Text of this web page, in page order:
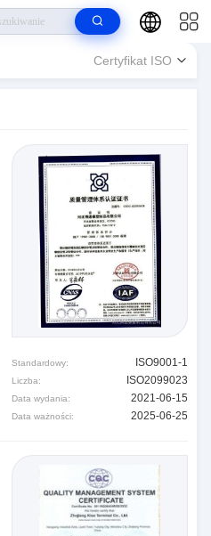
Certyfikat ISO
Standardowy: ISO9001-1
Liczba: ISO2099023
Data wydania: 2021-06-15
Data ważności: 2025-06-25